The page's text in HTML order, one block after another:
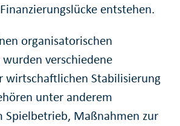
entstehen.
organisatorischen
wurden verschiedene
wirtschaftlichen Stabilisierung
unter anderem
Spielbetrieb, Maßnahmen zur